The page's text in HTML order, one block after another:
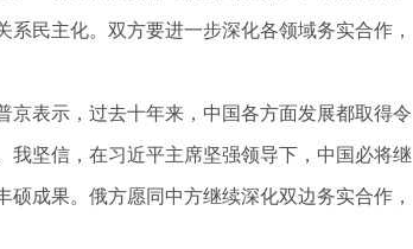
民主化。双方要进一步深化各领域务实合作，
表示，过去十年来，中国各方面发展都取得令
我坚信，在习近平主席坚强领导下，中国必将继
成果。俄方愿同中方继续深化双边务实合作，